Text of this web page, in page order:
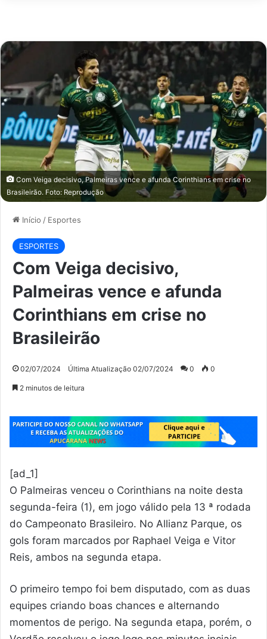
Com Veiga decisivo, Palmeiras vence e afunda Corinthians em crise no
Brasileirão. Foto: Reprodução
Início / Esportes
ESPORTES
Com Veiga decisivo,
Palmeiras vence e afunda
Corinthians em crise no
Brasileirão
02/07/2024 Última Atualização 02/07/2024 0 0
2 minutos de leitura
[ad_1]
O Palmeiras venceu o Corinthians na noite desta
segunda-feira (1), em jogo válido pela 13 ª rodada
do Campeonato Brasileiro. No Allianz Parque, os
gols foram marcados por Raphael Veiga e Vitor
Reis, ambos na segunda etapa.
O primeiro tempo foi bem disputado, com as duas
equipes criando boas chances e alternando
momentos de perigo. Na segunda etapa, porém, o